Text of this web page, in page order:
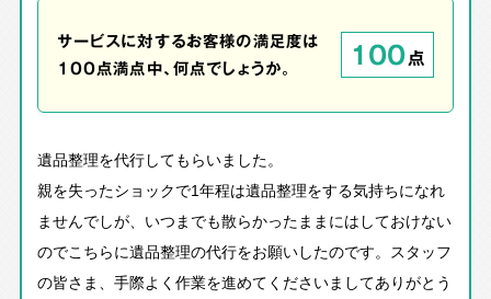
サービスに対するお客様の満足度は
100点満点中、何点でしょうか。
100点
遺品整理を代行してもらいました。
親を失ったショックで1年程は遺品整理をする気持ちになれ
ませんでしが、いつまでも散らかったままにはしておけない
のでこちらに遺品整理の代行をお願いしたのです。スタッフ
の皆さま、手際よく作業を進めてくださいましてありがとう